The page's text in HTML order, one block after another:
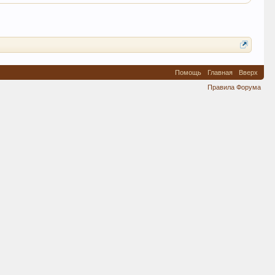
Помощь Главная
Вверх
Правила Форума